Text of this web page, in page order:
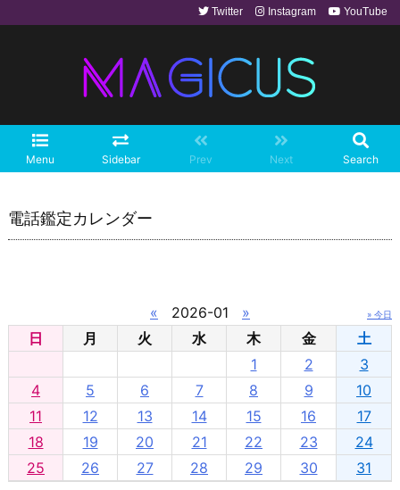
Menu Sidebar Prev Next Search
Twitter Instagram YouTube
電話鑑定カレンダー
« 2026-01 » » 今日
日 月 火 水 木 金
土
1
2
3
4
5 6 7 8 9
10
11
12 13 14 15 16
17
18
19 20 21 22 23
24
25
26 27 28 29 30 31